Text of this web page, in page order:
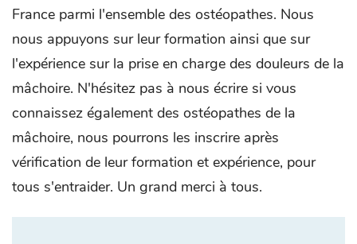
France parmi l'ensemble des ostéopathes. Nous
nous appuyons sur leur formation ainsi que sur
l'expérience sur la prise en charge des douleurs de la
mâchoire. N'hésitez pas à nous écrire si vous
connaissez également des ostéopathes de la
mâchoire, nous pourrons les inscrire après
vérification de leur formation et expérience, pour
tous s'entraider. Un grand merci à tous.